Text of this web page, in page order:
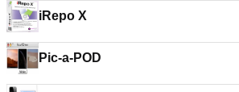
iRepo X
Pic-a-POD